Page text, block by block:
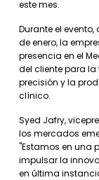
este mes.
Durante el
de enero, la
presencia en el
del cliente para
precisión y la
clínico.
Syed Jafry,
los mercados
"Estamos en una
impulsar la
en última